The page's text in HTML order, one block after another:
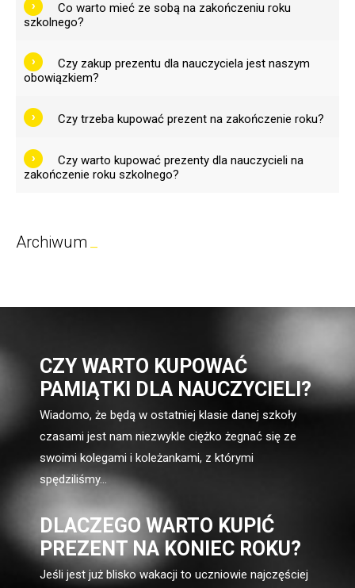
Co warto mieć ze sobą na zakończeniu roku
szkolnego?
Czy zakup prezentu dla nauczyciela jest naszym
obowiązkiem?
Czy trzeba kupować prezent na zakończenie roku?
Czy warto kupować prezenty dla nauczycieli na
zakończenie roku szkolnego?
Archiwum
CZY WARTO KUPOWAĆ
PAMIĄTKI DLA NAUCZYCIELI?
Wiadomo, że będą w ostatniej klasie danej szkoły
czasami jest nam niezwykle ciężko żegnać się ze
swoimi kolegami i koleżankami, z którymi
spędziliśmy...
DLACZEGO WARTO KUPIĆ
PREZENT NA KONIEC ROKU?
Jeśli jest już blisko wakacji to uczniowie najczęściej